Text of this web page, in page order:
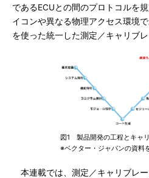
であるECUとの間のプロトコルを
イコンや異なる物理アクセス環境
を使った統一した測定／キャリブ
図1 製品開発の工程とキャ
※ベクター・ジャパンの資料
本連載では、測定／キャリブレ